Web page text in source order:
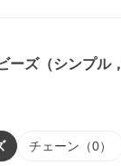
ーズ（シンプル
チェーン（0）